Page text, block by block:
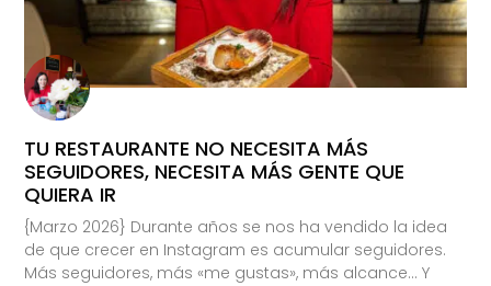
TU RESTAURANTE NO NECESITA MÁS
SEGUIDORES, NECESITA MÁS GENTE QUE
QUIERA IR
{Marzo 2026} Durante años se nos ha vendido la idea
de que crecer en Instagram es acumular seguidores.
Más seguidores, más «me gustas», más alcance… Y